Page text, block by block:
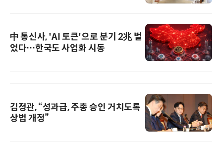
中 통신사, 'AI 토큰'으로 분기 2兆 벌
었다…한국도 사업화 시동
김정관, “성과급, 주총 승인 거치도록
상법 개정”